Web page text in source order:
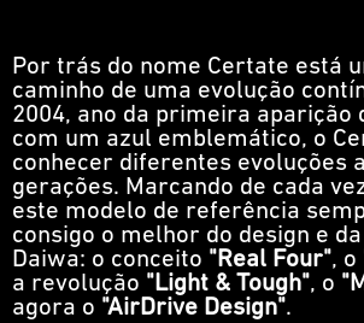
Por trás do nome Certate está
caminho de uma evolução
2004, ano da primeira aparição
com um azul emblemático, o
conhecer diferentes evoluções
gerações. Marcando de cada
este modelo de referência
consigo o melhor do design e
Daiwa: o conceito "Real Four", o
a revolução "Light & Tough", o
agora o "AirDrive Design".